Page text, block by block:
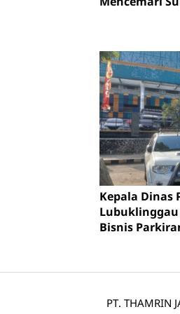
Kepala Dinas
Bisnis
PT. THAMRIN